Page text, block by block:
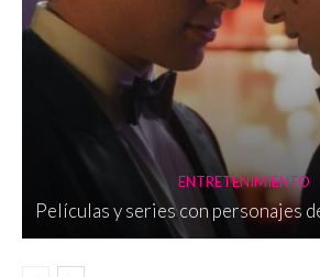
ENTRETENIMIENTO
Películas y series con personajes